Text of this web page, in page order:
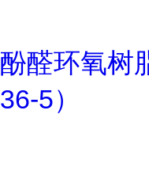
酚醛环氧树
36-5）